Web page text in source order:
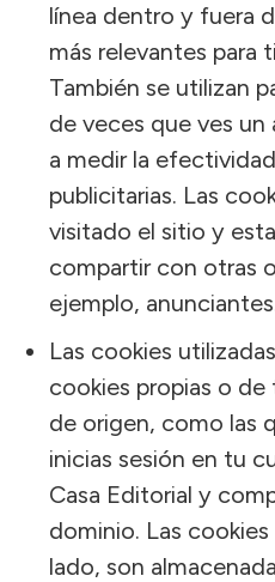
línea dentro y fuera
más relevantes para
También se utilizan
de veces que ves un
a medir la
publicitarias. Las
visitado el sitio y
compartir con otras
ejemplo,
Las cookies
cookies propias o de
de origen, como las
inicias sesión en tu
Casa Editorial y
dominio. Las
lado, son